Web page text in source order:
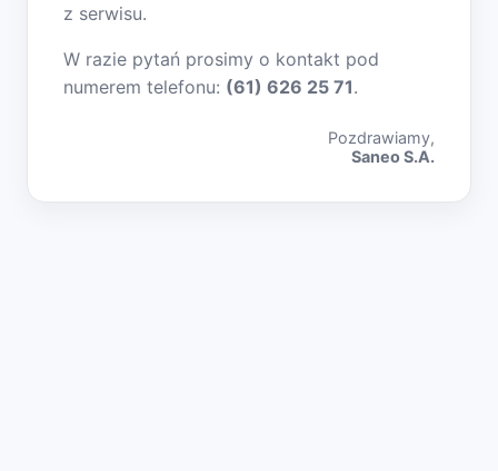
z serwisu.
W razie pytań prosimy o kontakt pod
numerem telefonu: (61) 626 25 71.
Pozdrawiamy,
Saneo S.A.